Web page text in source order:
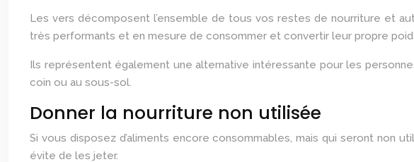
Les vers décomposent l’ensemble de tous vos restes de nourriture et
très performants et en mesure de consommer et convertir leur propre
Ils représentent également une alternative intéressante pour les
coin ou au sous-sol.
Donner la nourriture non utilisée
Si vous disposez d’aliments encore consommables, mais qui seront non
évite de les jeter.